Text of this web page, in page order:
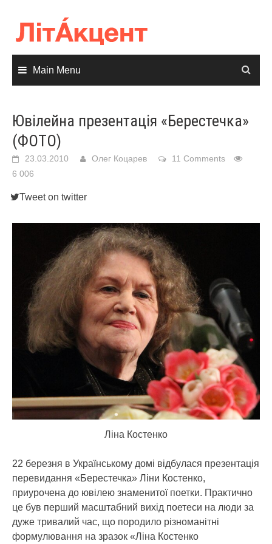
content
Main Menu
Ювілейна презентація «Берестечка»
(ФОТО)
23.03.2010 Олег Коцарев
11 Comments
6 006
Tweet on twitter
Ліна Костенко
22 березня в Українському домі відбулася презентація
перевидання «Берестечка» Ліни Костенко,
приурочена до ювілею знаменитої поетки. Практично
це був перший масштабний вихід поетеси на люди за
дуже тривалий час, що породило різноманітні
формулювання на зразок «Ліна Костенко